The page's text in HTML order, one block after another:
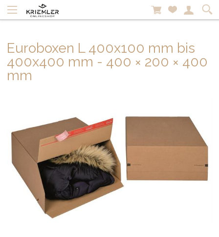
Euroboxen L 400x100 mm bis
400x400 mm - 400 × 200 × 400
mm